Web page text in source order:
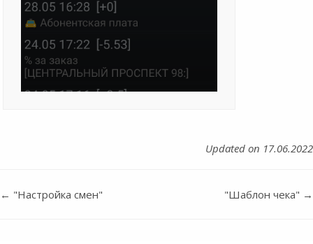
Updated on 17.06.2022
Doc
← "Настройка смен" "Шаблон чека" →